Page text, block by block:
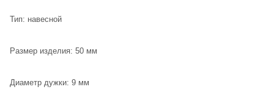
Тип: навесной
Размер изделия: 50 мм
Диаметр дужки: 9 мм